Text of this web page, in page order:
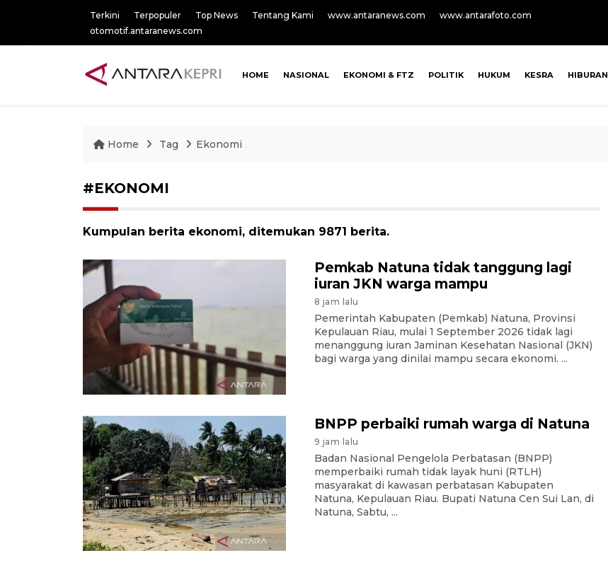
Terkini Terpopuler Top News Tentang Kami www.antaranews.com
www.antarafoto.com
otomotif.antaranews.com
HOME NASIONAL EKONOMI & FTZ POLITIK HUKUM KESRA HIBURAN
Home Tag Ekonomi
#EKONOMI
Kumpulan berita ekonomi, ditemukan 9871 berita.
Pemkab Natuna tidak tanggung lagi
iuran JKN warga mampu
8 jam lalu
Pemerintah Kabupaten (Pemkab) Natuna, Provinsi
Kepulauan Riau, mulai 1 September 2026 tidak lagi
menanggung iuran Jaminan Kesehatan Nasional (JKN)
bagi warga yang dinilai mampu secara ekonomi. ...
BNPP perbaiki rumah warga di Natuna
9 jam lalu
Badan Nasional Pengelola Perbatasan (BNPP)
memperbaiki rumah tidak layak huni (RTLH)
masyarakat di kawasan perbatasan Kabupaten
Natuna, Kepulauan Riau. Bupati Natuna Cen Sui Lan, di
Natuna, Sabtu, ...